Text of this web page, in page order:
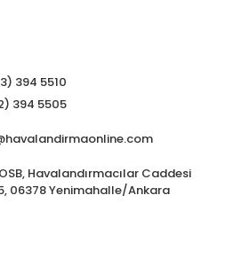
394 5510
394 5505
Havalandırmacılar Caddesi
06378 Yenimahalle/Ankara